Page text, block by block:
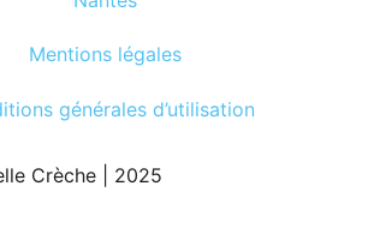
Mentions légales
générales d’utilisation
Crèche | 2025